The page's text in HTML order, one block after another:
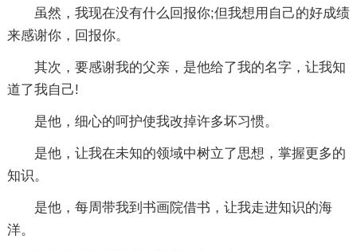
虽然，我现在没有什么回报你;但我想用自己的好成绩
来感谢你，回报你。
其次，要感谢我的父亲，是他给了我的名字，让我知
道了我自己!
是他，细心的呵护使我改掉许多坏习惯。
是他，让我在未知的领域中树立了思想，掌握更多的
知识。
是他，每周带我到书画院借书，让我走进知识的海
洋。